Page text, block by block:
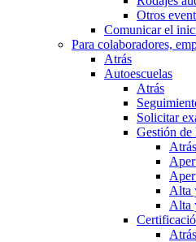
Otros
Comunicar el
Para colaboradores,
Atrás
Autoescuelas
Atrás
Solicitar
Gestión de
Atrás
Alta
Alta
Atrás